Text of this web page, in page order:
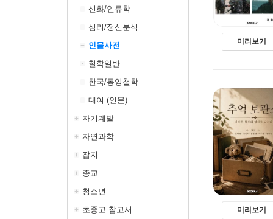
신화/인류학
심리/정신분석
인물사전
철학일반
한국/동양철학
대여 (인문)
자기계발
자연과학
잡지
종교
청소년
초중고 참고서
미리보기
미리보기